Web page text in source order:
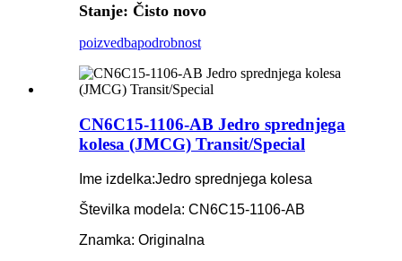
Stanje: Čisto novo
poizvedbapodrobnost
CN6C15-1106-AB Jedro sprednjega
kolesa (JMCG) Transit/Special
Ime izdelka:Jedro sprednjega kolesa
Številka modela: CN6C15-1106-AB
Znamka: Originalna